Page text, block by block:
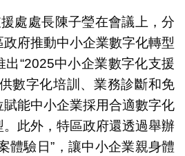
處處長陳子瑩在會議上，分
府推動中小企業數字化轉型
出“2025中小企業數字化支援
數字化培訓、業務診斷和免
能中小企業採用合適數字化
此外，特區政府還透過舉辦
體驗日”，讓中小企業親身體